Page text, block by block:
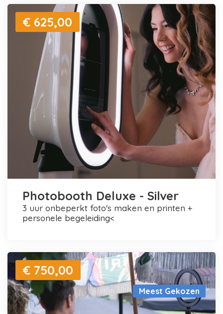
€ 625,00
Photobooth Deluxe - Silver
3 uur onbeperkt foto's maken en printen +
personele begeleiding<
Meest Gekozen
€ 750,00